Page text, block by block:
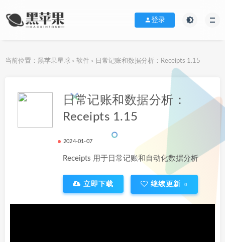
登录
当前位置： 黑苹果星球 > 软件 > 日常记账和数据分析：Receipts 1.15
日常记账和数据分析：
Receipts 1.15
2024-01-07
Receipts 用于日常记账和自动化数据分析
立即下载 继续更新 0